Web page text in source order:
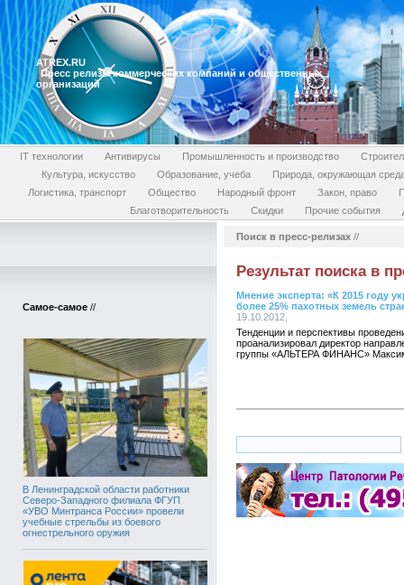
ATREX.RU
Пресс релизы коммерческих компаний и общественных
организаций
IT технологии Антивирусы Промышленность и производство
Культура, искусство
Образование, учеба
Природа, окружающая
Логистика, транспорт
Общество Народный фронт Закон, право
Благотворительность
Скидки Прочие события
Самое-самое //
В Ленинградской области работники
Северо-Западного филиала ФГУП
«УВО Минтранса России» провели
учебные стрельбы из боевого
огнестрельного оружия
Поиск в пресс-релизах //
Результат поиска в
Мнение эксперта: «К 2015 году
более 25% пахотных земель
19.10.2012,
Тенденции и перспективы
проанализировал директор
группы «АЛЬТЕРА ФИНАНС»